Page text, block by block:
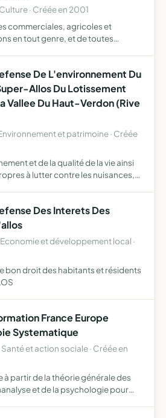
· Créée en 2001
commerciales, agricoles et
en tout genre, et de toutes
De L'environnement Du
Allos Du Lotissement
Vallee Du Haut-Verdon (Rive
et patrimoine · Créée
et de la qualité de la vie ainsi
à lutter contre les nuisances,
Des Interets Des
et développement local ·
bon droit des habitants et résidents
France Europe
Systematique
et action sociale · Créée en
à partir de la théorie générale des
et de la psychologie pour